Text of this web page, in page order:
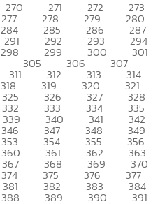
270 271 272 273
277 278 279 280
284 285 286 287
291 292 293 294
298 299 300 301
305 306 307
311 312 313 314
318 319 320 321
325 326 327 328
332 333 334 335
339 340 341 342
346 347 348 349
353 354 355 356
360 361 362 363
367 368 369 370
374 375 376 377
381 382 383 384
388 389 390 391